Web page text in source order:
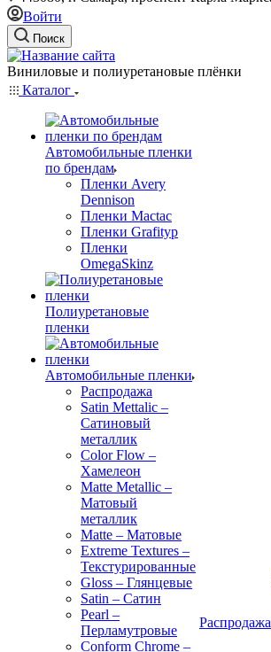
Войти
Поиск
Виниловые и полиуретановые плёнки
Каталог
Автомобильные пленки
по брендам
Пленки Avery
Dennison
Пленки Mactac
Пленки Grafityp
Пленки
OmegaSkinz
Полиуретановые
пленки
Автомобильные пленки
Распродажа
Satin Mettalic –
Сатиновый
металлик
Color Flow –
Хамелеон
Matte Metallic –
Матовый
металлик
Matte – Матовые
Extreme Textures –
Текстурированные
Gloss – Глянцевые
Satin – Сатин
Pearl –
Перламутровые
Conform Chrome –
Распродажа